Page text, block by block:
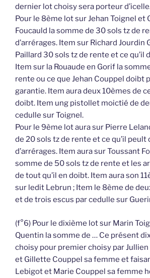
dernier lot choisy sera porteur
Pour le 8ème lot sur Jehan Toignel et
Foucauld la somme de 30 sols tz de
d’arrérages. Item sur Richard Jourdin
Paillard 30 sols tz de rente et ce qu’il
Item sur la Rouaude en Gorif la
rente ou ce que Jehan Couppel doibt
garantie. Item aura deux 10èmes de
doibt. Item ung pistollet moictié de
cedulle sur Toignel.
Pour le 9ème lot aura sur Pierre
de 20 sols tz de rente et ce qu’il peult
d’arrérages. Item aura sur Toussant
somme de 50 sols tz de rente et les
de tout qu’il en doibt. Item aura son
sur ledit Lebrun ; Item le 8ème de
et de trois escus par cedulle sur
(f°6) Pour le dixième lot sur Marin
Quentin la somme de … Ce présent
choisy pour premier choisy par
et Gillette Couppel sa femme et
Lebigot et Marie Couppel sa femme